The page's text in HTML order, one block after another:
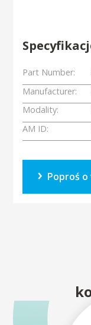
Part Number:
Manufacturer:
Modality:
AM ID:
Poproś